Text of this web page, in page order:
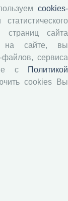
cookies-
сайта
на сайте, вы
файлов, сервиса
с
Политикой
cookies Вы